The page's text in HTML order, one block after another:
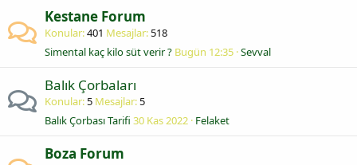
Kestane Forum
Konular 401 Mesajlar 518
Simental kaç kilo süt verir ? Bugün 12:35 Sevval
Balık Çorbaları
Konular 5 Mesajlar 5
Balık Çorbası Tarifi 30 Kas 2022 Felaket
Boza Forum